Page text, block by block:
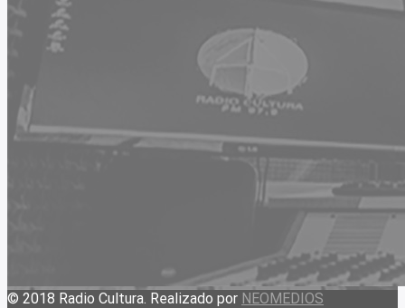
© 2018 Radio Cultura. Realizado por NEOMEDIOS